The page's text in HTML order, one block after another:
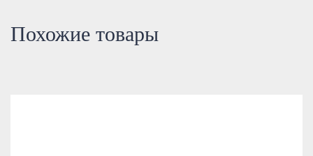
Похожие товары